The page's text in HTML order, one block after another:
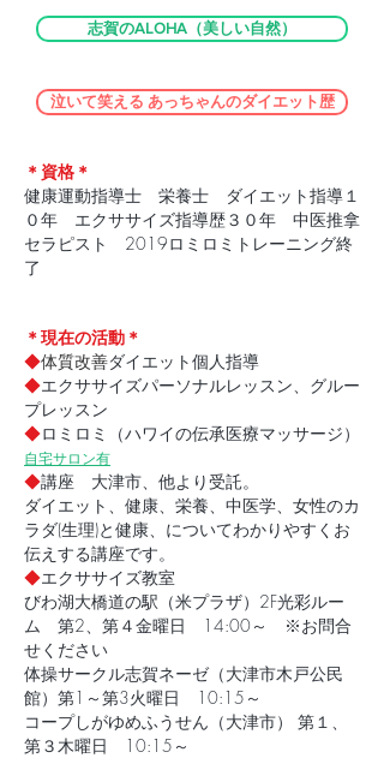
＊資格＊
健康運動指導士 栄養士 ダイエット指導１
０年 エクササイズ指導歴３０年 中医推拿
セラピスト 2019ロミロミトレーニング終
了
＊現在の活動＊
◆体質改善ダイエット個人指導
◆エクササイズパーソナルレッスン、グルー
プレッスン
◆ロミロミ（ハワイの伝承医療マッサージ）
自宅サロン有
◆講座 大津市、他より受託。
ダイエット、健康、栄養、中医学、女性のカ
ラダ(生理)と健康、についてわかりやすくお
伝えする講座です。
◆エクササイズ教室
びわ湖大橋道の駅（米プラザ）2F光彩ルー
ム 第2、第４金曜日 14:00～ ※お問合
せください
体操サークル志賀ネーゼ（大津市木戸公民
館）第1～第3火曜日 10:15～
コープしがゆめふうせん（大津市） 第１、
第３木曜日 10:15～
泣いて笑える あっちゃんのダイエット歴
志賀のALOHA（美しい自然）